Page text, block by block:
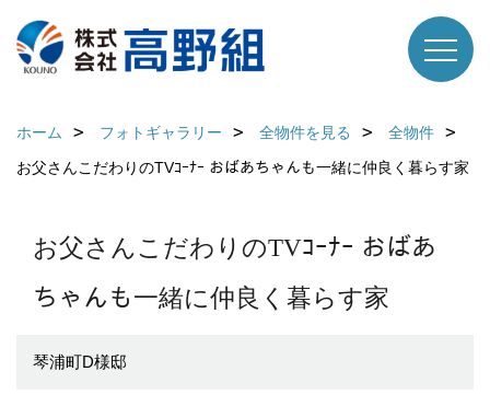
ホーム フォトギャラリー 全物件を見る
全物件
お父さんこだわりのTVｺｰﾅｰ おばあちゃんも一緒に仲良く暮らす家
お父さんこだわりのTVｺｰﾅｰ おばあ
ちゃんも一緒に仲良く暮らす家
琴浦町D様邸